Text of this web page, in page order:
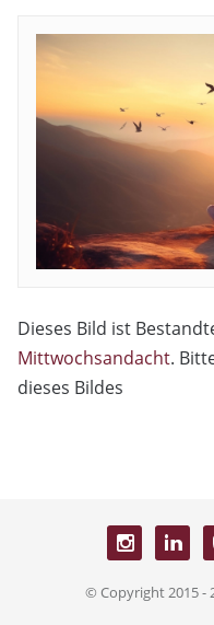
Dieses Bild ist
Mittwochsandacht.
dieses Bildes
© Copyright 2015 -